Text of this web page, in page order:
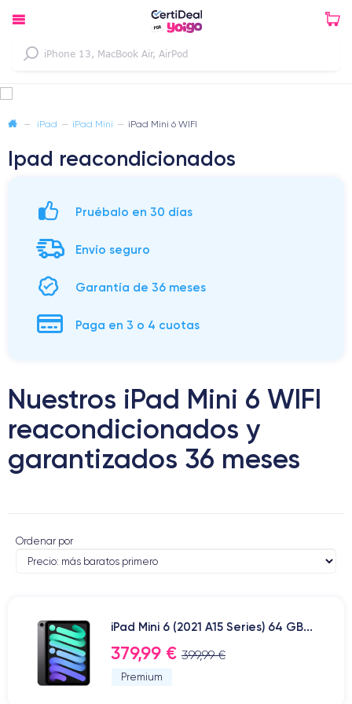
— iPad — iPad Mini — iPad Mini 6 WIFI
Ipad reacondicionados
Pruébalo en 30 días
Envío seguro
Garantía de 36 meses
Paga en 3 o 4 cuotas
Nuestros iPad Mini 6 WIFI
reacondicionados y
garantizados 36 meses
Ordenar por
iPad Mini 6 (2021 A15 Series) 64 GB...
379,99 € 399,99 €
Premium